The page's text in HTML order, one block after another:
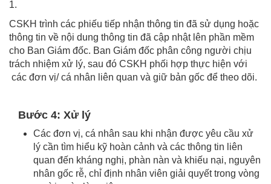
1.
CSKH trình các phiếu tiếp nhận thông tin đã sử dụng hoặc
thông tin về nội dung thông tin đã cập nhật lên phần mềm
cho Ban Giám đốc. Ban Giám đốc phân công người chịu
trách nhiệm xử lý, sau đó CSKH phối hợp thực hiện với
các đơn vị/ cá nhân liên quan và giữ bản gốc để theo dõi.
Bước 4: Xử lý
Các đơn vị, cá nhân sau khi nhận được yêu cầu xử
lý cần tìm hiểu kỹ hoàn cảnh và các thông tin liên
quan đến kháng nghị, phàn nàn và khiếu nại, nguyên
nhân gốc rễ, chỉ định nhân viên giải quyết trong vòng